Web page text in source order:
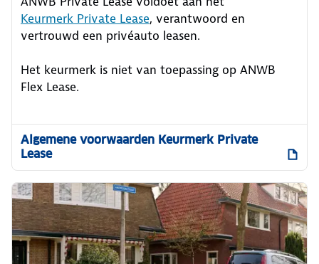
Keurmerk Private Lease, verantwoord en
vertrouwd een privéauto leasen.
Het keurmerk is niet van toepassing op ANWB
Flex Lease.
Algemene voorwaarden Keurmerk Private
Lease